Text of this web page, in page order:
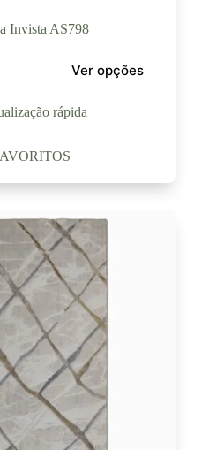
Invista AS798
Ver opções
rápida